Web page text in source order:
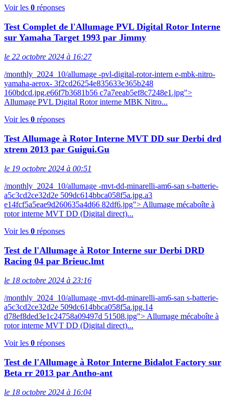
Voir les 0 réponses
Test Complet de l'Allumage PVL Digital Rotor Interne
sur Yamaha Target 1993 par Jimmy
le 22 octobre 2024 à 16:27
/monthly_2024_10/allumage -pvl-digital-rotor-intern e-mbk-nitro-
yamaha-aerox- 3f2cd26254e835633e365b248
160bdcd.jpg.e66f7b3681b56 c7a7eeab5ef8c7248e1.jpg">
Allumage PVL Digital Rotor interne MBK Nitro...
Voir les 0 réponses
Test Allumage à Rotor Interne MVT DD sur Derbi drd
xtrem 2013 par Guigui.Gu
le 19 octobre 2024 à 00:51
/monthly_2024_10/allumage -mvt-dd-minarelli-am6-san s-batterie-
a5c3cd2ce32d2e 509dc614bbca058f5a.jpg.a3
e14fcf5a5eae9d260635a4d66 82df6.jpg"> Allumage mécaboîte à
rotor interne MVT DD (Digital direct)...
Voir les 0 réponses
Test de l'Allumage à Rotor Interne sur Derbi DRD
Racing 04 par Brieuc.lmt
le 18 octobre 2024 à 23:16
/monthly_2024_10/allumage -mvt-dd-minarelli-am6-san s-batterie-
a5c3cd2ce32d2e 509dc614bbca058f5a.jpg.14
d78ef8ded3e1c24758a09497d 51508.jpg"> Allumage mécaboîte à
rotor interne MVT DD (Digital direct)...
Voir les 0 réponses
Test de l'Allumage à Rotor Interne Bidalot Factory sur
Beta rr 2013 par Antho-ant
le 18 octobre 2024 à 16:04